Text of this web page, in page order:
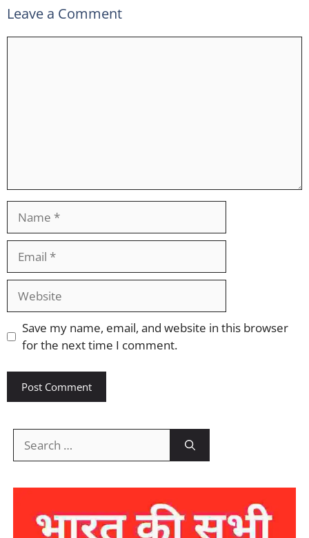
Leave a Comment
Website
Save my name, email, and website in this browser
for the next time I comment.
for: